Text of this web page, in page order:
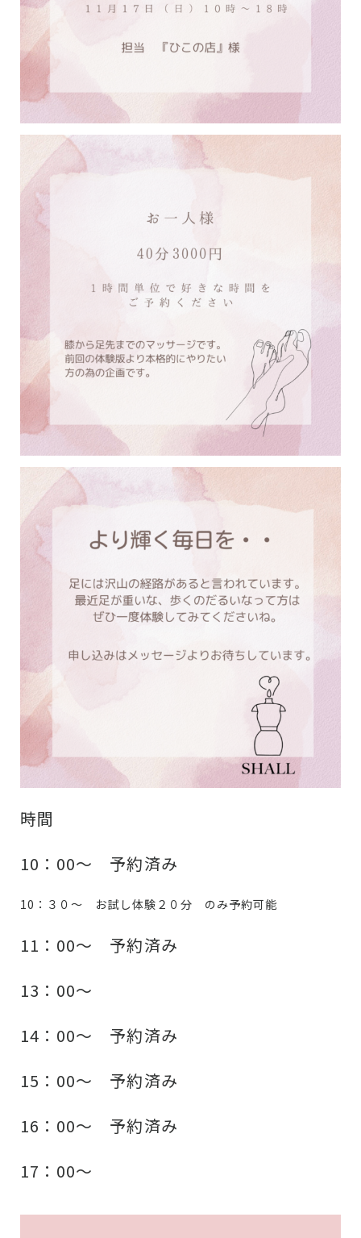
時間
10：00～ 予約済み
10：３０～ お試し体験２０分 のみ予約可能
11：00～ 予約済み
13：00～
14：00～ 予約済み
15：00～ 予約済み
16：00～ 予約済み
17：00～